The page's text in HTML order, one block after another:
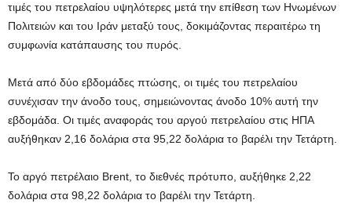
τιμές του πετρελαίου υψηλότερες μετά την επίθεση των Ηνωμένων
Πολιτειών και του Ιράν μεταξύ τους, δοκιμάζοντας περαιτέρω τη
συμφωνία κατάπαυσης του πυρός.
Μετά από δύο εβδομάδες πτώσης, οι τιμές του πετρελαίου
συνέχισαν την άνοδο τους, σημειώνοντας άνοδο 10% αυτή την
εβδομάδα. Οι τιμές αναφοράς του αργού πετρελαίου στις ΗΠΑ
αυξήθηκαν 2,16 δολάρια στα 95,22 δολάρια το βαρέλι την Τετάρτη.
Το αργό πετρέλαιο Brent, το διεθνές πρότυπο, αυξήθηκε 2,22
δολάρια στα 98,22 δολάρια το βαρέλι την Τετάρτη.